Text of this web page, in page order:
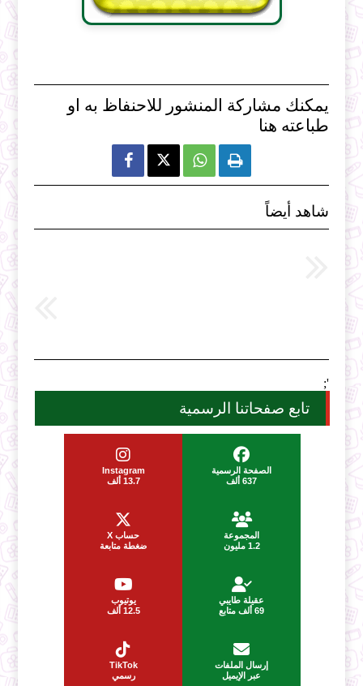
يمكنك مشاركة المنشور للاحنفاظ به او
طباعته هنا
  
شاهد أيضاً
';
تابع صفحاتنا الرسمية
الصفحة الرسمية
637 ألف
Instagram
13.7 ألف
المجموعة
1.2 مليون
حساب X
ضغطة متابعة
عقيلة طايبي
69 ألف متابع
يوتيوب
12.5 ألف
إرسال الملفات
عبر الإيميل
TikTok
رسمي